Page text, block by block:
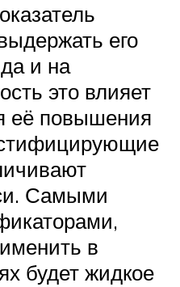
его
и на
это влияет
её повышения
Самыми
в
будет жидкое